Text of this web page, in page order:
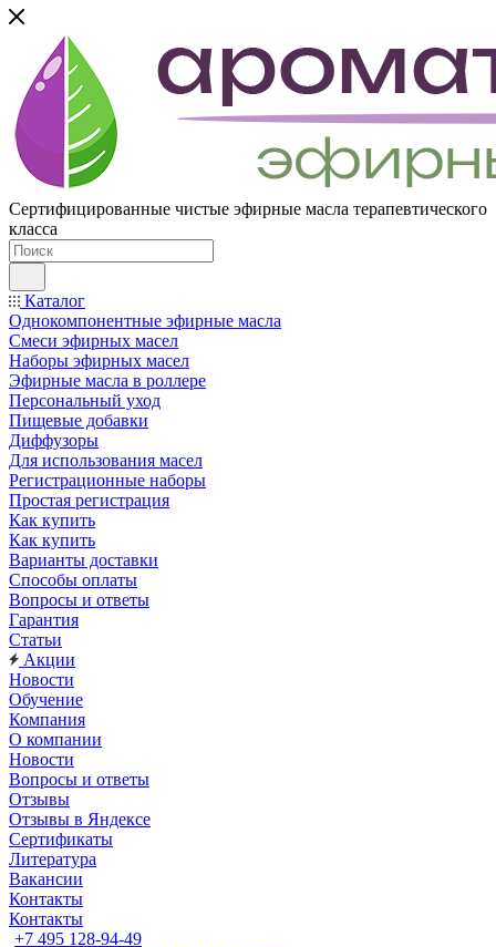
Сертифицированные чистые эфирные масла терапевтического
класса
Каталог
Однокомпонентные эфирные масла
Смеси эфирных масел
Наборы эфирных масел
Эфирные масла в роллере
Персональный уход
Пищевые добавки
Диффузоры
Для использования масел
Регистрационные наборы
Простая регистрация
Как купить
Как купить
Варианты доставки
Способы оплаты
Вопросы и ответы
Гарантия
Статьи
Акции
Новости
Обучение
Компания
О компании
Новости
Вопросы и ответы
Отзывы
Отзывы в Яндексе
Сертификаты
Литература
Вакансии
Контакты
Контакты
+7 495 128-94-49